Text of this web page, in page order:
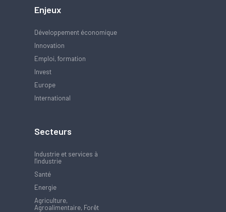
Enjeux
Développement économique
Innovation
Emploi, formation
Invest
Europe
International
Secteurs
Industrie et services à
l'industrie
Santé
Energie
Agriculture,
Agroalimentaire, Forêt